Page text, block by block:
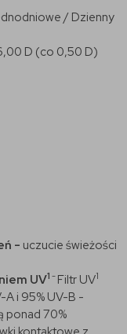
/ Dzienny
D (co 0,50 D)
- uczucie świeżości
UV1 - Filtr UV1
A i 95% UV-B -
ponad 70%